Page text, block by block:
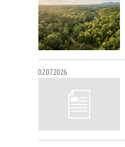
02.07.2026